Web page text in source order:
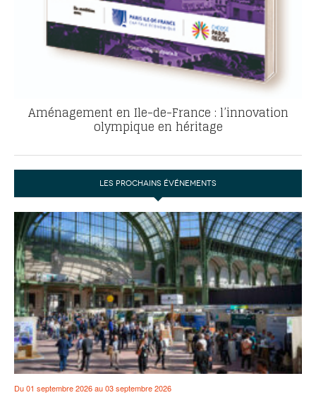
Aménagement en Ile-de-France : l’innovation
olympique en héritage
LES PROCHAINS ÉVÉNEMENTS
Du 01 septembre 2026 au 03 septembre 2026